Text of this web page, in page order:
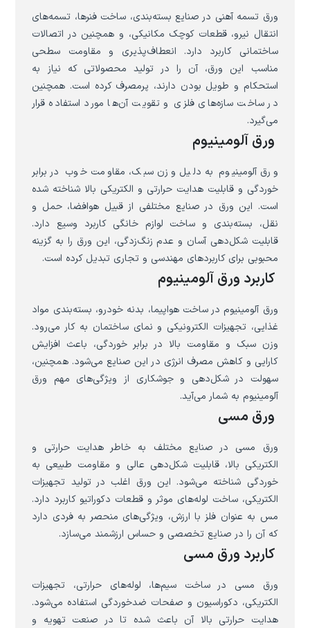
ورق تسمه آهنی در صنایع بسته‌بندی، ساخت فنرها، تسمه‌های
انتقال نیرو، قطعات کوچک مکانیکی، و همچنین در اتصالات
ساختمانی کاربرد دارد. انعطاف‌پذیری و مقاومت سطحی
مناسب این ورق، آن را در تولید محصولاتی که نیاز به
استحکام و طویل بودن دارند، پرمصرف کرده است. همچنین
در ساخت سازه‌های فلزی و تقویت آن‌ها مورد استفاده قرار
می‌گیرد.
ورق آلومینیوم
ورق آلومینیوم به دلیل وزن سبک، مقاومت خوب در برابر
خوردگی و قابلیت هدایت حرارتی و الکتریکی بالا شناخته شده
است. این ورق در صنایع مختلفی از قبیل هوافضا، حمل و
نقل، بسته‌بندی و ساخت لوازم خانگی کاربرد وسیع دارد.
قابلیت شکل‌دهی آسان و عدم زنگ‌زدگی، این ورق را به گزینه
محبوبی برای کاربردهای مهندسی و تجاری تبدیل کرده است.
کاربرد ورق آلومینیوم
ورق آلومینیوم در ساخت هواپیما، بدنه خودرو، بسته‌بندی مواد
غذایی، تجهیزات الکترونیکی و نمای ساختمان به کار می‌رود.
وزن سبک و مقاومت بالا در برابر خوردگی، باعث افزایش
کارایی و کاهش مصرف انرژی در این صنایع می‌شود. همچنین،
سهولت در شکل‌دهی و جوشکاری از ویژگی‌های مهم ورق
آلومینیوم به شمار می‌آید.
ورق مسی
ورق مسی در صنایع مختلف به خاطر هدایت حرارتی و
الکتریکی بالا، قابلیت شکل‌دهی عالی و مقاومت طبیعی به
خوردگی شناخته می‌شود. این ورق اغلب در تولید تجهیزات
الکتریکی، ساخت لوله‌های موثر و قطعات دکوراتیو کاربرد دارد.
مس به عنوان فلز با ارزش، ویژگی‌های منحصر به فردی دارد
که آن را در صنایع تخصصی و حساس ارزشمند می‌سازد.
کاربرد ورق مسی
ورق مسی در ساخت سیم‌ها، لوله‌های حرارتی، تجهیزات
الکتریکی، دکوراسیون و صفحات ضدخوردگی استفاده می‌شود.
هدایت حرارتی بالا آن باعث شده تا در صنعت تهویه و